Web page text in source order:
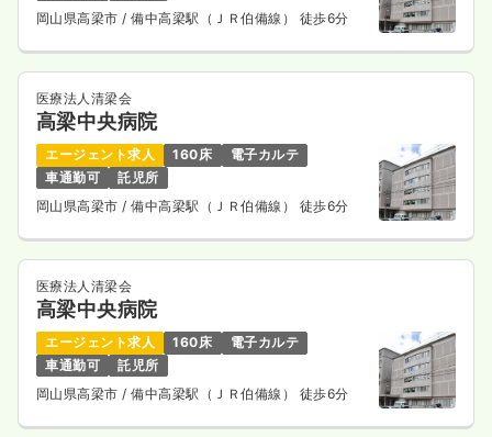
岡山県高梁市/ 備中高梁駅（ＪＲ伯備線） 徒歩6分
医療法人清梁会
高梁中央病院
エージェント求人 160床
電子カルテ
車通勤可
託児所
岡山県高梁市/ 備中高梁駅（ＪＲ伯備線） 徒歩6分
医療法人清梁会
高梁中央病院
エージェント求人 160床
電子カルテ
車通勤可
託児所
岡山県高梁市/ 備中高梁駅（ＪＲ伯備線） 徒歩6分